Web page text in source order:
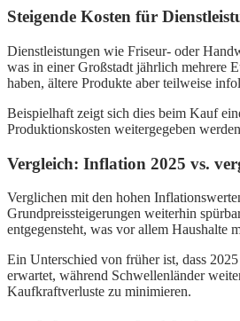
Steigende Kosten für
Dienstleistungen wie Friseur- oder
was in einer Großstadt jährlich mehrere
haben, ältere Produkte aber teilweise
Beispielhaft zeigt sich dies beim Kauf
Produktionskosten weitergegeben
Vergleich: Inflation 2025 vs.
Verglichen mit den hohen
Grundpreissteigerungen weiterhin
entgegensteht, was vor allem Haushalte
Ein Unterschied von früher ist, dass
erwartet, während Schwellenländer
Kaufkraftverluste zu minimieren.